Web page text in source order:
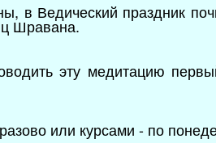
в Ведический праздник
Шравана.
эту медитацию
или курсами - по